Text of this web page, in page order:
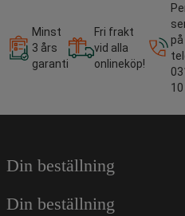
Minst
3 års
garanti
Fri frakt
vid alla
onlineköp!
på
Din beställning
Din beställning